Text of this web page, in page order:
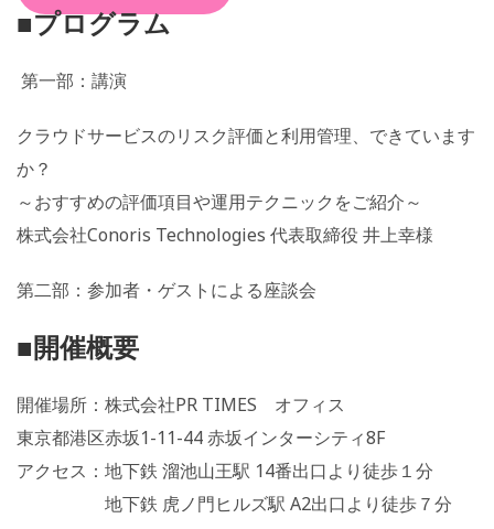
■プログラム
第一部：講演
クラウドサービスのリスク評価と利用管理、できています
か？
～おすすめの評価項目や運用テクニックをご紹介～
株式会社Conoris Technologies 代表取締役 井上幸様
第二部：参加者・ゲストによる座談会
■開催概要
開催場所：株式会社PR TIMES オフィス
東京都港区赤坂1-11-44 赤坂インターシティ8F
アクセス：地下鉄 溜池山王駅 14番出口より徒歩１分
地下鉄 虎ノ門ヒルズ駅 A2出口より徒歩７分